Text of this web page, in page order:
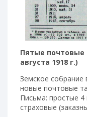
Пятые почтовые
августа 1918 г.)
Земское собрание
новые почтовые
Письма: простые 4
страховые